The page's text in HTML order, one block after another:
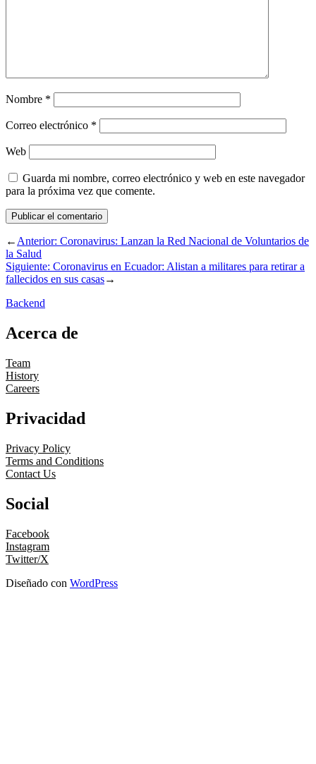
Nombre *
Correo electrónico *
Web
Guarda mi nombre, correo electrónico y web en este navegador
para la próxima vez que comente.
←Anterior: Coronavirus: Lanzan la Red Nacional de Voluntarios de
la Salud
Siguiente: Coronavirus en Ecuador: Alistan a militares para retirar a
fallecidos en sus casas→
Backend
Acerca de
Team
History
Careers
Privacidad
Privacy Policy
Terms and Conditions
Contact Us
Social
Facebook
Instagram
Twitter/X
Diseñado con WordPress